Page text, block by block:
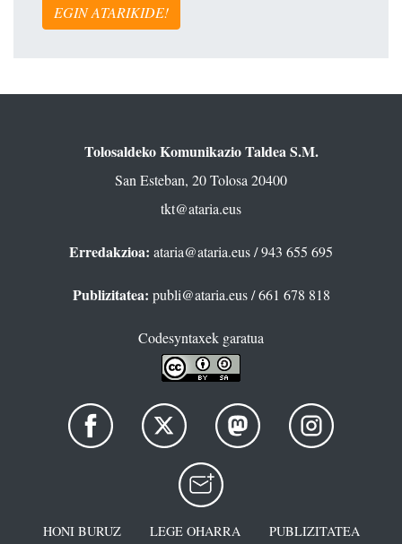
EGIN ATARIKIDE!
Tolosaldeko Komunikazio Taldea S.M.
San Esteban, 20 Tolosa 20400
tkt@ataria.eus
Erredakzioa: ataria@ataria.eus/ 943 655 695
Publizitatea: publi@ataria.eus/ 661 678 818
Codesyntaxek garatua
HONI BURUZ LEGE OHARRA
PUBLIZITATEA